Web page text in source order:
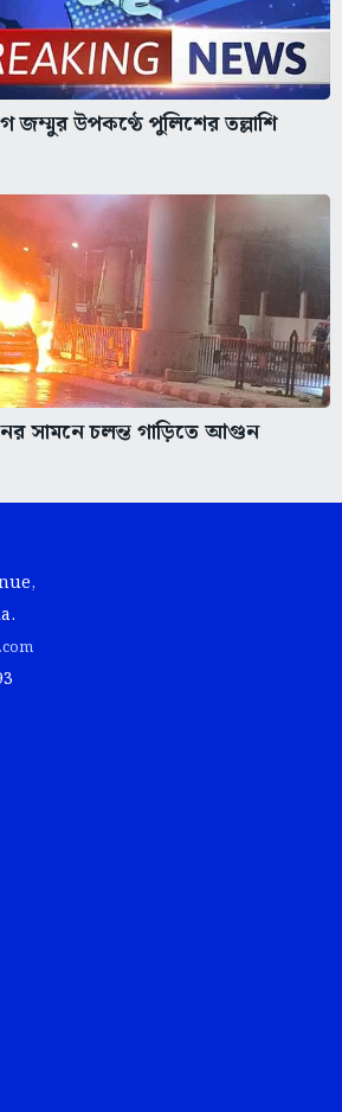
জম্মুর উপকণ্ঠে পুলিশের তল্লাশি
সামনে চলন্ত গাড়িতে আগুন